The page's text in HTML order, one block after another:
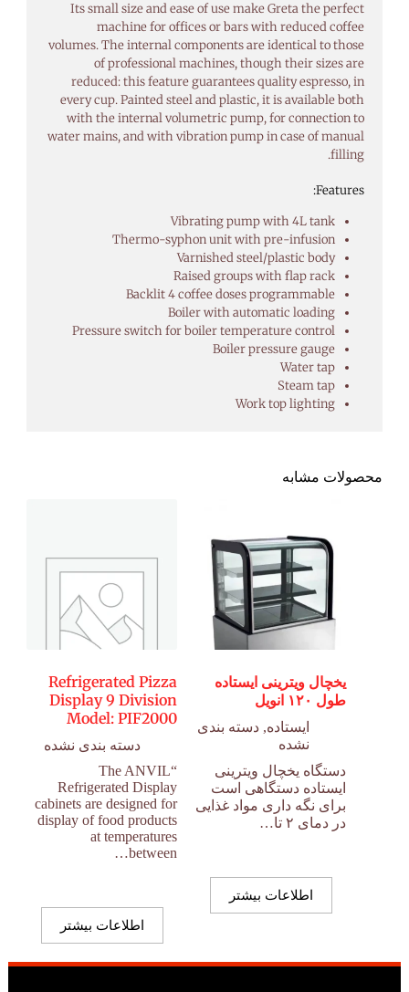
Its small size and ease of use make Greta the perfect
machine for offices or bars with reduced coffee
volumes. The internal components are identical to those
of professional machines, though their sizes are
reduced: this feature guarantees quality espresso, in
every cup. Painted steel and plastic, it is available both
with the internal volumetric pump, for connection to
water mains, and with vibration pump in case of manual
filling.
Features:
Vibrating pump with 4L tank
Thermo-syphon unit with pre-infusion
Varnished steel/plastic body
Raised groups with flap rack
Backlit 4 coffee doses programmable
Boiler with automatic loading
Pressure switch for boiler temperature control
Boiler pressure gauge
Water tap
Steam tap
Work top lighting
محصولات مشابه
یخچال ویترینی ایستاده
طول ۱۲۰ انویل
ایستاده, دسته بندی
نشده
دستگاه یخچال ویترینی
ایستاده دستگاهی است
برای نگه داری مواد غذایی
در دمای ۲ تا…
اطلاعات بیشتر
Refrigerated Pizza
Display 9 Division
Model: PIF2000
دسته بندی نشده
“The ANVIL
Refrigerated Display
cabinets are designed for
display of food products
at temperatures
between…
اطلاعات بیشتر